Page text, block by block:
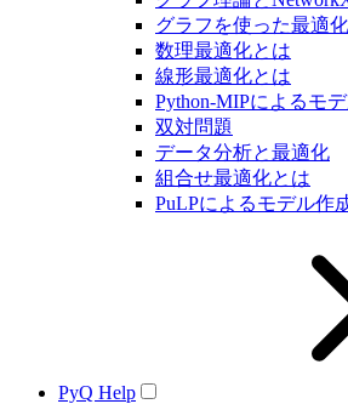
グラフを使った最適化
数理最適化とは
線形最適化とは
Python-MIPによるモ
双対問題
データ分析と最適化
組合せ最適化とは
PuLPによるモデル作
PyQ Help